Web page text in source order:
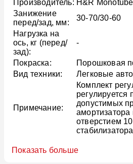
Производитель: H&R Monotube
Занижение
перед/зад, мм:
30-70/30-60
Нагрузка на
ось, кг (перед/
зад):
-
Покраска:
Порошковая
Вид техники:
Легковые
Примечание:
Комплект
регулируется
допустимых
амортизатора
отверстием
Показать больше